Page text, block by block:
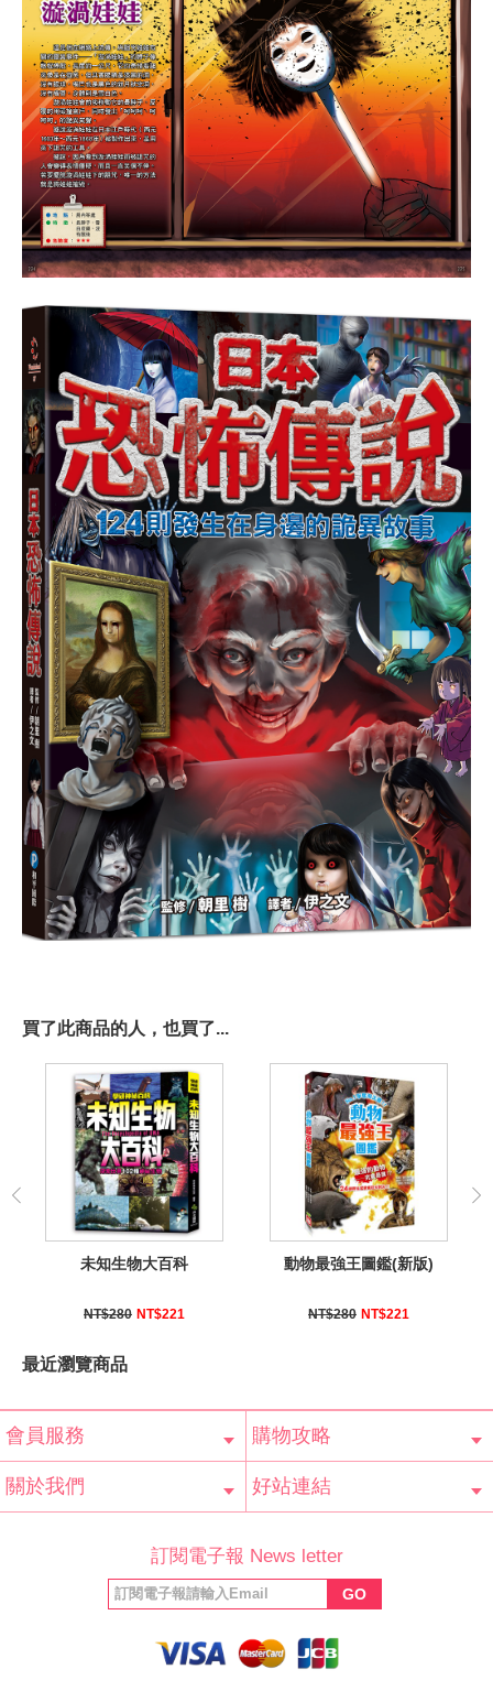
買了此商品的人，也買了...
未知生物大百科
NT$280 NT$221
動物最強王圖鑑(新版)
NT$280 NT$221
最近瀏覽商品
會員服務
會員辨法
客服信箱
隱私條款
網站導覽
購物攻略
常見問題
購物說明
訂單查詢
關於我們 好站連結
福利協會
絲專頁
訂閱電子報 News letter
GO